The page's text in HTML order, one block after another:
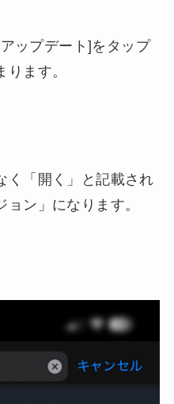
ップデート]をタップ
ます。
「開く」と記載され
ン」になります。